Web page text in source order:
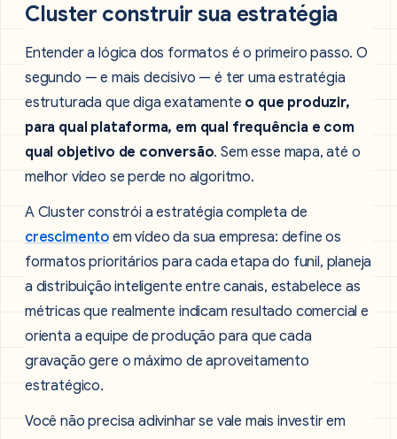
Cluster construir sua estratégia
Entender a lógica dos formatos é o primeiro passo. O
segundo — e mais decisivo — é ter uma estratégia
estruturada que diga exatamente o que produzir,
para qual plataforma, em qual frequência e com
qual objetivo de conversão. Sem esse mapa, até o
melhor vídeo se perde no algoritmo.
A Cluster constrói a estratégia completa de
crescimento em vídeo da sua empresa: define os
formatos prioritários para cada etapa do funil, planeja
a distribuição inteligente entre canais, estabelece as
métricas que realmente indicam resultado comercial e
orienta a equipe de produção para que cada
gravação gere o máximo de aproveitamento
estratégico.
Você não precisa adivinhar se vale mais investir em